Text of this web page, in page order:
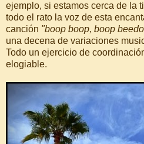
ejemplo, si estamos cerca de la
todo el rato la voz de esta
canción "boop boop, boop
una decena de variaciones
Todo un ejercicio de
elogiable.